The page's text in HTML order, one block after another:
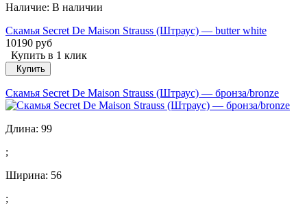
Наличие: В наличии
Скамья Secret De Maison Strauss (Штраус) — butter white
10190 руб
Купить в 1 клик
Купить
Скамья Secret De Maison Strauss (Штраус) — бронза/bronze
Длина: 99
;
Ширина: 56
;